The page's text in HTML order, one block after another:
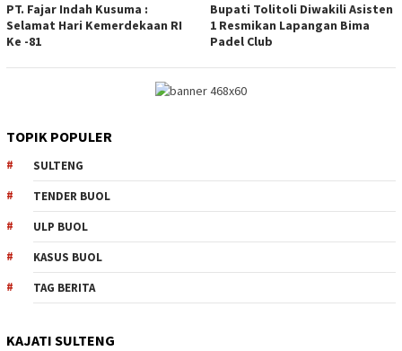
PT. Fajar Indah Kusuma :
Selamat Hari Kemerdekaan RI
Ke -81
Bupati Tolitoli Diwakili Asisten
1 Resmikan Lapangan Bima
Padel Club
TOPIK POPULER
SULTENG
TENDER BUOL
ULP BUOL
KASUS BUOL
TAG BERITA
KAJATI SULTENG